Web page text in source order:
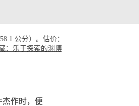
公分）。估价：
：乐于探索的渊博
杰作时，便